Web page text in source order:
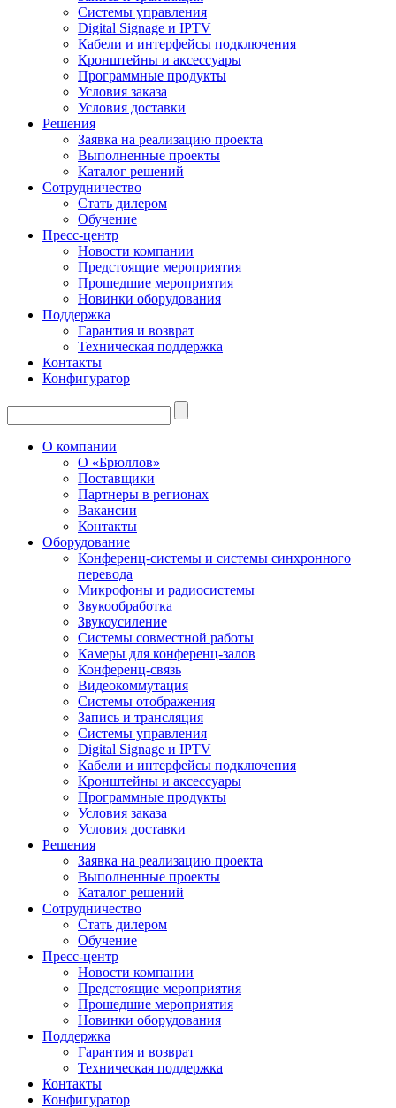
Системы управления
Digital Signage и IPTV
Кабели и интерфейсы подключения
Кронштейны и аксессуары
Программные продукты
Условия заказа
Условия доставки
Решения
Заявка на реализацию проекта
Выполненные проекты
Каталог решений
Сотрудничество
Стать дилером
Обучение
Пресс-центр
Новости компании
Предстоящие мероприятия
Прошедшие мероприятия
Новинки оборудования
Поддержка
Гарантия и возврат
Техническая поддержка
Контакты
Конфигуратор
О компании
О «Брюллов»
Поставщики
Партнеры в регионах
Вакансии
Контакты
Оборудование
Конференц-системы и системы синхронного
перевода
Микрофоны и радиосистемы
Звукообработка
Звукоусиление
Системы совместной работы
Камеры для конференц-залов
Конференц-связь
Видеокоммутация
Системы отображения
Запись и трансляция
Системы управления
Digital Signage и IPTV
Кабели и интерфейсы подключения
Кронштейны и аксессуары
Программные продукты
Условия заказа
Условия доставки
Решения
Заявка на реализацию проекта
Выполненные проекты
Каталог решений
Сотрудничество
Стать дилером
Обучение
Пресс-центр
Новости компании
Предстоящие мероприятия
Прошедшие мероприятия
Новинки оборудования
Поддержка
Гарантия и возврат
Техническая поддержка
Контакты
Конфигуратор